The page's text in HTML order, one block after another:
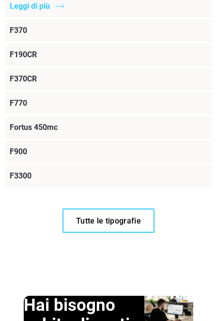
Leggi di più
F370
F190CR
F370CR
F770
Fortus 450mc
F900
F3300
Tutte le tipografie
Hai bisogno